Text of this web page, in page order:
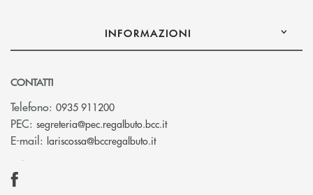
INFORMAZIONI
CONTATTI
Telefono: 0935 911200
PEC: segreteria@pec.regalbuto.bcc.it(si apre l’app di posta
E-mail: lariscossa@bccregalbuto.it(si apre l’app di posta